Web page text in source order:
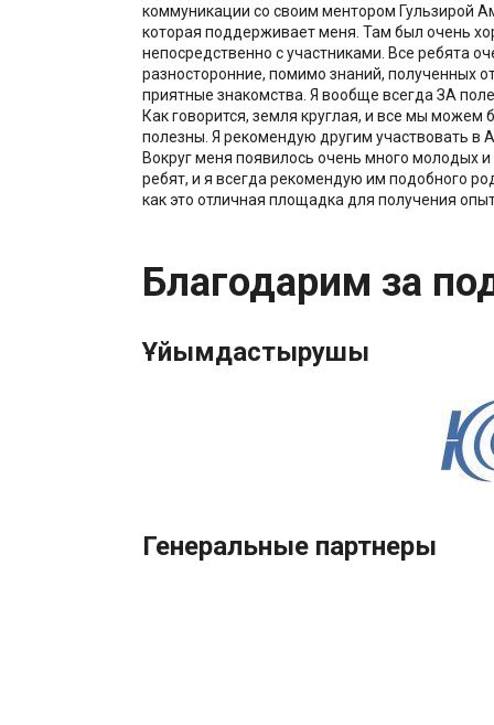
коммуникации со своим ментором Гульзирой
которая поддерживает меня. Там был очень
непосредственно с участниками. Все ребята
разносторонние, помимо знаний, полученных
приятные знакомства. Я вообще всегда ЗА
Как говорится, земля круглая, и все мы можем
полезны. Я рекомендую другим участвовать в
Вокруг меня появилось очень много молодых
ребят, и я всегда рекомендую им подобного
как это отличная площадка для получения
Благодарим за
Ұйымдастырушы
Генеральные партнеры